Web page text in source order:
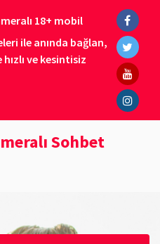
18+ mobil
ile anında bağlan,
ve kesintisiz
Sohbet